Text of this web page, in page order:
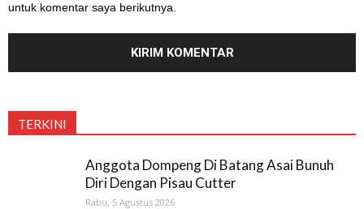
untuk komentar saya berikutnya.
TERKINI
Anggota Dompeng Di Batang Asai Bunuh
Diri Dengan Pisau Cutter
Rabu, 5 Agustus 2026